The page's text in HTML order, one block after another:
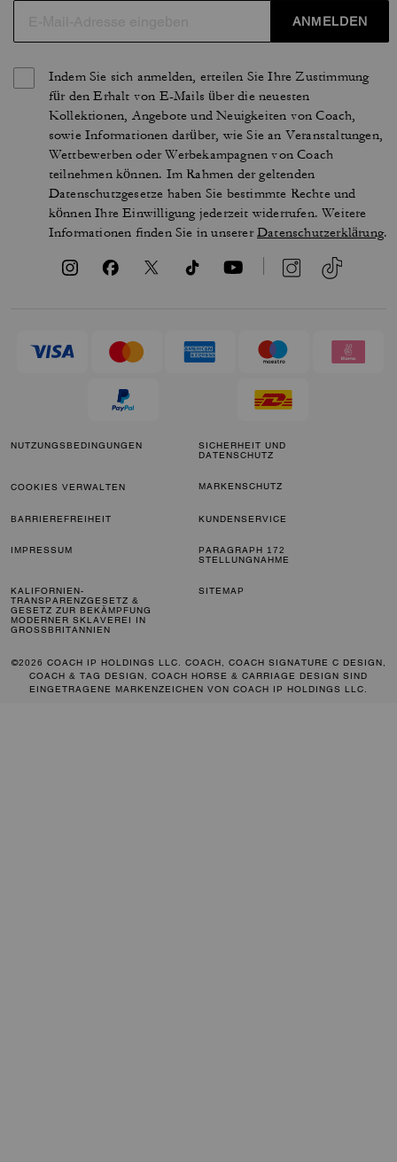
ANMELDEN
Indem Sie sich anmelden, erteilen Sie Ihre Zustimmung
für den Erhalt von E-Mails über die neuesten
Kollektionen, Angebote und Neuigkeiten von Coach,
sowie Informationen darüber, wie Sie an Veranstaltungen,
Wettbewerben oder Werbekampagnen von Coach
teilnehmen können. Im Rahmen der geltenden
Datenschutzgesetze haben Sie bestimmte Rechte und
können Ihre Einwilligung jederzeit widerrufen. Weitere
Informationen finden Sie in unsererDatenschutzerklärung.
NUTZUNGSBEDINGUNGEN
SICHERHEIT UND
DATENSCHUTZ
COOKIES VERWALTEN MARKENSCHUTZ
BARRIEREFREIHEIT KUNDENSERVICE
IMPRESSUM
PARAGRAPH 172
STELLUNGNAHME
KALIFORNIEN-
TRANSPARENZGESETZ &
GESETZ ZUR BEKÄMPFUNG
MODERNER SKLAVEREI IN
GROSSBRITANNIEN
SITEMAP
©2026 COACH IP HOLDINGS LLC. COACH, COACH SIGNATURE C DESIGN,
COACH & TAG DESIGN, COACH HORSE & CARRIAGE DESIGN SIND
EINGETRAGENE MARKENZEICHEN VON COACH IP HOLDINGS LLC.